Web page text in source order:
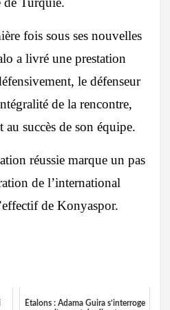
fois sous ses nouvelles
a livré une prestation
le défenseur
de la rencontre,
succès de son équipe.
réussie marque un pas
de l’international
de Konyaspor.
Étalons : Adama Guira s’interroge